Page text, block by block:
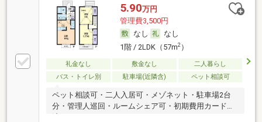
5.90万円
管理費3,500円
なし
なし
1階 / 2LDK（57m2）
礼金なし 敷金なし
二人暮らし
バス・トイレ別
駐車場(近隣含) ペット相談可
ペット相談可・二人入居可・メゾネット・駐車場2台
分・管理人巡回・ルームシェア可・初期費用カード決
済可